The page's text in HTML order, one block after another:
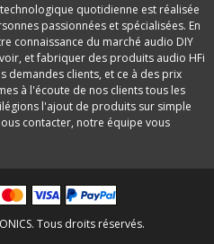
quotidienne est réalisée
passionnées et spécialisées. En
connaissance du marché audio DIY
et fabriquer des produits audio HFi
demandes clients, et ce à des prix
à l'écoute de nos clients tous les
l'ajout de produits sur simple
contacter, notre équipe vous
Tous droits réservés.